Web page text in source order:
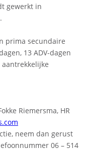
gewerkt in
prima secundaire
13 ADV-dagen
Riemersma, HR
neem dan gerust
06 – 514